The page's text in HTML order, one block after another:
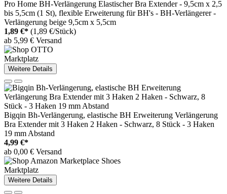
Pro Home BH-Verlängerung Elastischer Bra Extender - 9,5cm x 2,5
bis 5,5cm (1 St), flexible Erweiterung für BH's - BH-Verlängerer -
Verlängerung beige 9,5cm x 5,5cm
1,89 €* (1,89 €/Stück)
ab 5,99 € Versand
Marktplatz
Weitere Details
Bigqin Bh-Verlängerung, elastische BH Erweiterung Verlängerung
Bra Extender mit 3 Haken 2 Haken - Schwarz, 8 Stück - 3 Haken
19 mm Abstand
4,99 €*
ab 0,00 € Versand
Marktplatz
Weitere Details